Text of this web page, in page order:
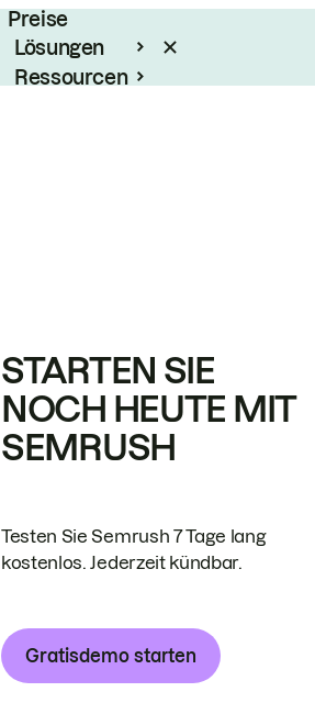
Preise
Lösungen
Ressourcen
STARTEN SIE
NOCH HEUTE MIT
SEMRUSH
Testen Sie Semrush 7 Tage lang
kostenlos. Jederzeit kündbar.
Gratisdemo starten